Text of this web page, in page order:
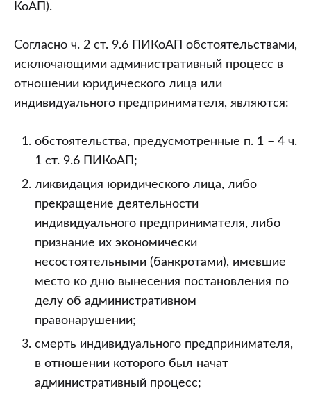
КоАП).
Согласно ч. 2 ст. 9.6 ПИКоАП обстоятельствами,
исключающими административный процесс в
отношении юридического лица или
индивидуального предпринимателя, являются:
обстоятельства, предусмотренные п. 1 – 4 ч.
1 ст. 9.6 ПИКоАП;
ликвидация юридического лица, либо
прекращение деятельности
индивидуального предпринимателя, либо
признание их экономически
несостоятельными (банкротами), имевшие
место ко дню вынесения постановления по
делу об административном
правонарушении;
смерть индивидуального предпринимателя,
в отношении которого был начат
административный процесс;